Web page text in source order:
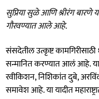
सुप्रिया सुळे आणि श्रीरंग बारणे
गौरवण्यात आले आहे.
संसदेतील उत्कृष्ट
सन्मानित करण्यात आलं आहे. या
रवीकिशन, निशिकांत दुबे,
समावेश आहे. या यादीत